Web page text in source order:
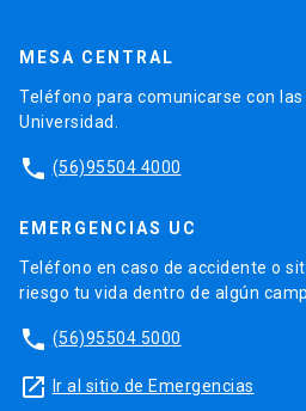
MESA CENTRAL
Teléfono para comunicarse con
Universidad.
phone (56)95504 4000
EMERGENCIAS UC
Teléfono en caso de accidente o
riesgo tu vida dentro de algún
phone (56)95504 5000
launch Ir al sitio de Emergencias